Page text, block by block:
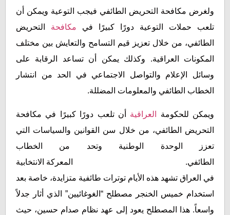
ولغرض مكافحة التحريض الطائفي فيجب التوعية ويمكن أن
تلعب حملات التوعية دورًا كبيرًا في مكافحة التحريض
الطائفي، من خلال تعزيز قيم التسامح والتعايش بين مختلف
المكونات العراقية. وكذلك يمكن أن تساعد الرقابة على
وسائل الإعلام والتواصل الاجتماعي في الحد من انتشار
الخطاب الطائفي والمعلومات المضللة.
ويمكن للحكومة العراقية أن تلعب دورًا كبيرًا في مكافحة
التحريض الطائفي، من خلال سن القوانين والسياسات التي
تعزز الوحدة الوطنية وتحد من الخطاب
الطائفي. المعركة الانتخابية
في العراق تشهد هذه الأيام توترات طائفية متزايدة، خاصة بعد
استخدام خميس الخنجر مصطلح “الغوغائيين” الذي أثار جدلاً
واسعاً. هذا المصطلح يعود إلى عهد نظام صدام حسين، حيث